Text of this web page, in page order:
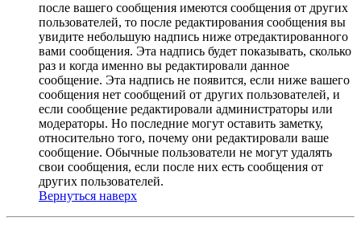
после вашего сообщения имеются сообщения от других
пользователей, то после редактирования сообщения вы
увидите небольшую надпись ниже отредактированного
вами сообщения. Эта надпись будет показывать, сколько
раз и когда именно вы редактировали данное
сообщение. Эта надпись не появится, если ниже вашего
сообщения нет сообщений от других пользователей, и
если сообщение редактировали администраторы или
модераторы. Но последние могут оставить заметку,
относительно того, почему они редактировали ваше
сообщение. Обычные пользователи не могут удалять
свои сообщения, если после них есть сообщения от
других пользователей.
Вернуться наверх